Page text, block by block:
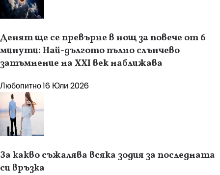
Денят ще се превърне в нощ за повече от 6
минути: Най-дългото пълно слънчево
затъмнение на XXI век наближава
Любопитно16 Юли 2026
За какво съжалява всяка зодия за последната
си връзка